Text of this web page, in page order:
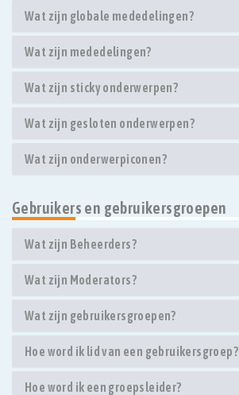
Wat zijn globale mededelingen?
Wat zijn mededelingen?
Wat zijn sticky onderwerpen?
Wat zijn gesloten onderwerpen?
Wat zijn onderwerpiconen?
Gebruikers en gebruikersgroepen
Wat zijn Beheerders?
Wat zijn Moderators?
Wat zijn gebruikersgroepen?
Hoe word ik lid van een gebruikersgroep?
Hoe word ik een groepsleider?